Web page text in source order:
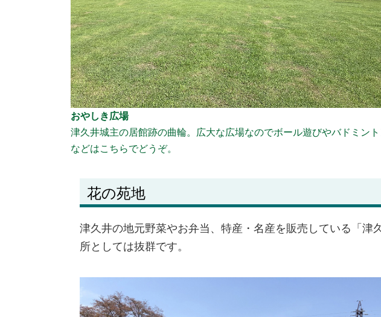
おやしき広場
津久井城主の居館跡の曲輪。広大な広場なのでボール遊びやバドミント
などはこちらでどうぞ。
花の苑地
津久井の地元野菜やお弁当、特産・名産を販売している「
所としては抜群です。